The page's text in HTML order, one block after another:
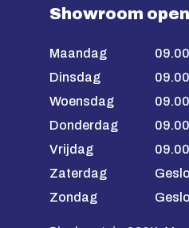
Showroom
Maandag
Dinsdag
Woensdag
Donderdag
Vrijdag
Zaterdag
Zondag